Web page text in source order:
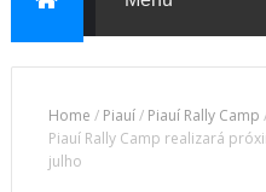
Home / Piauí/ Piauí Rally Camp
Piauí Rally Camp realizará
julho